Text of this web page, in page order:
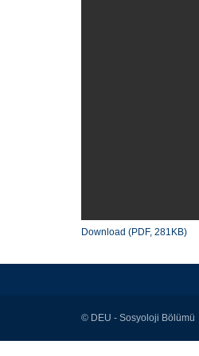
Download (PDF, 281KB)
© DEU - Sosyoloji Bölümü